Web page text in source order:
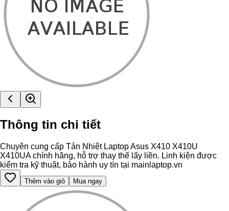
Thông tin chi tiết
Chuyên cung cấp Tản Nhiệt Laptop Asus X410 X410U
X410UA chính hãng, hỗ trợ thay thế lấy liền. Linh kiện được
kiểm tra kỹ thuật, bảo hành uy tín tại mainlaptop.vn
Thêm vào giỏ Mua ngay